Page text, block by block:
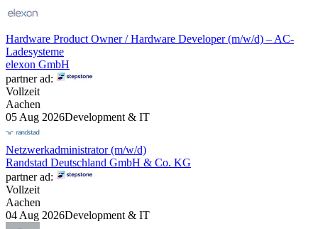
Hardware Product Owner / Hardware Developer (m/w/d) – AC-
Ladesysteme
elexon GmbH
partner ad:
Vollzeit
Aachen
05 Aug 2026Development & IT
Netzwerkadministrator (m/w/d)
Randstad Deutschland GmbH & Co. KG
partner ad:
Vollzeit
Aachen
04 Aug 2026Development & IT